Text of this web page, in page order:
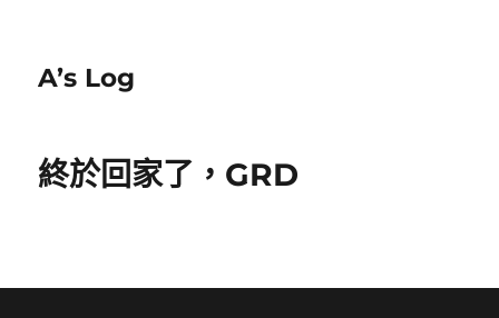
A’s Log
終於回家了，GRD